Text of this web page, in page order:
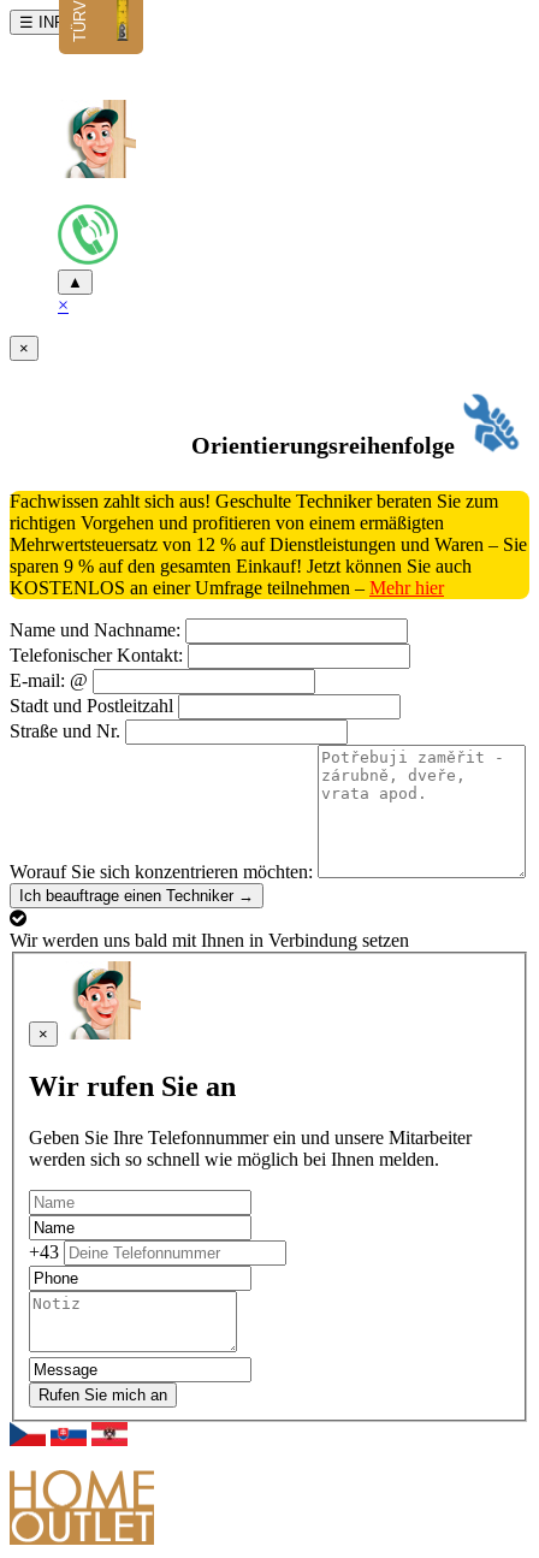
☰ INFO
▲
×
×
Orientierungsreihenfolge
Fachwissen zahlt sich aus! Geschulte Techniker beraten Sie zum
richtigen Vorgehen und profitieren von einem ermäßigten
Mehrwertsteuersatz von 12 % auf Dienstleistungen und Waren – Sie
sparen 9 % auf den gesamten Einkauf! Jetzt können Sie auch
KOSTENLOS an einer Umfrage teilnehmen – Mehr hier
Name und Nachname:
Telefonischer Kontakt:
E-mail: @
Stadt und Postleitzahl
Straße und Nr.
Worauf Sie sich konzentrieren möchten:
Ich beauftrage einen Techniker →
Wir werden uns bald mit Ihnen in Verbindung setzen
×
Wir rufen Sie an
Geben Sie Ihre Telefonnummer ein und unsere Mitarbeiter
werden sich so schnell wie möglich bei Ihnen melden.
+43
Rufen Sie mich an